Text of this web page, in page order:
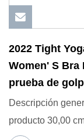
2022 Tight
Women' S
prueba de
Descripción
producto 30,00
unidad de pro